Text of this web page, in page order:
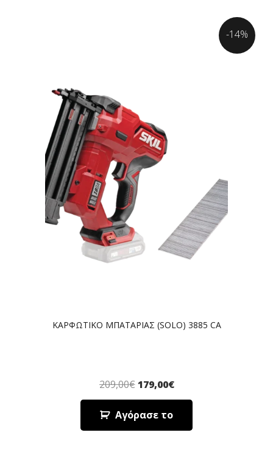
ΚΑΡΦΩΤΙΚΟ ΜΠΑΤΑΡΙΑΣ (SOLO) 3885 CA
209,00€ 179,00€
Αγόρασε το
-14%